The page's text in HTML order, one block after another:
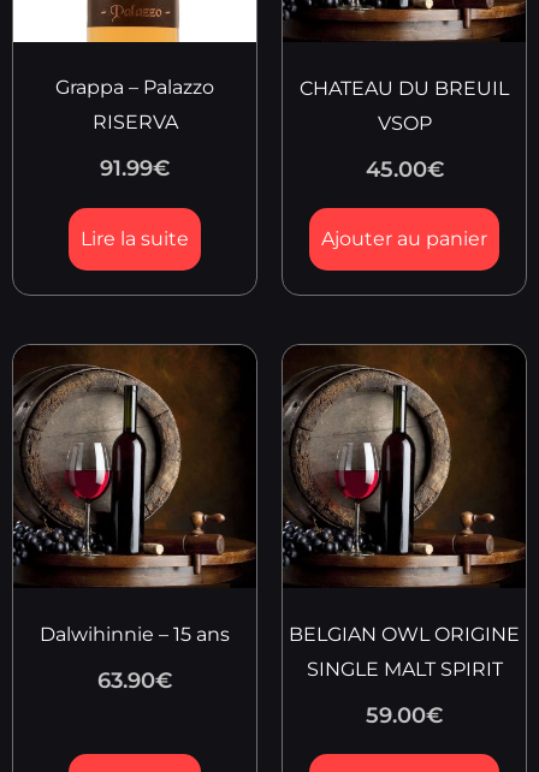
Grappa – Palazzo
RISERVA
91.99€
Lire la suite
CHATEAU DU BREUIL
VSOP
45.00€
Ajouter au panier
Dalwihinnie – 15 ans
63.90€
BELGIAN OWL ORIGINE
SINGLE MALT SPIRIT
59.00€